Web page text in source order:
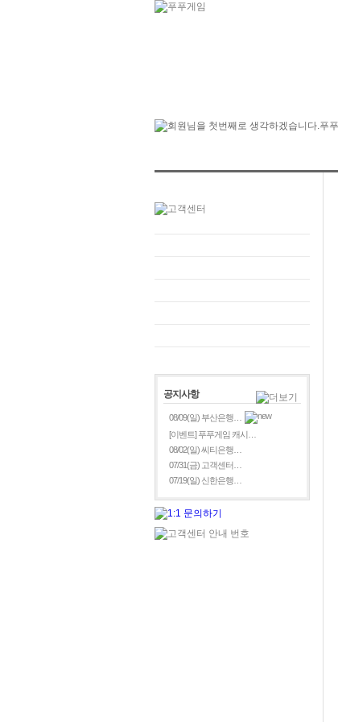
공지사항
08/09(일) 부산은행…
[이벤트] 푸푸게임 캐시…
08/02(일) 씨티은행…
07/31(금) 고객센터…
07/19(일) 신한은행…